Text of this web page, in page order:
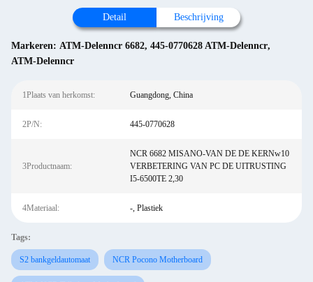
Detail Beschrijving
Markeren: ATM-Delenncr 6682, 445-0770628 ATM-Delenncr,
ATM-Delenncr
1Plaats van herkomst: Guangdong, China
2P/N: 445-0770628
3Productnaam:
NCR 6682 MISANO-VAN DE DE KERNw10
VERBETERING VAN PC DE UITRUSTING
I5-6500TE 2,30
4Materiaal: -, Plastiek
Tags:
S2 bankgeldautomaat NCR Pocono Motherboard